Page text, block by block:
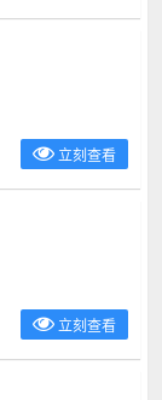
立刻查看
立刻查看